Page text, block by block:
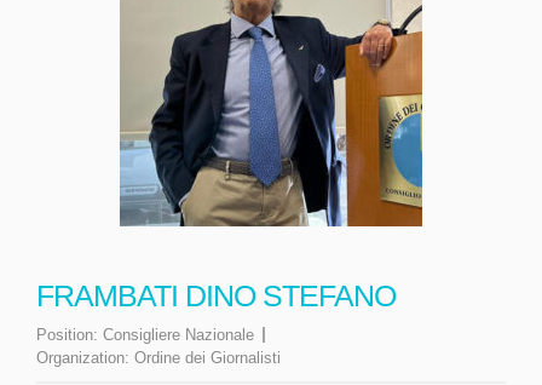
FRAMBATI DINO STEFANO
Position: Consigliere Nazionale
Organization: Ordine dei Giornalisti